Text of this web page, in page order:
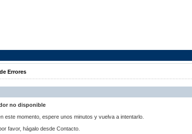
Errores
no disponible
este momento, espere unos minutos y vuelva a intentarlo.
favor, hágalo desde Contacto.